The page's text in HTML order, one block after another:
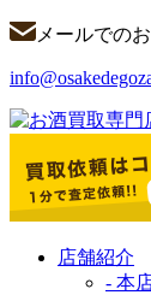
メールでの
店舗紹介
- 本